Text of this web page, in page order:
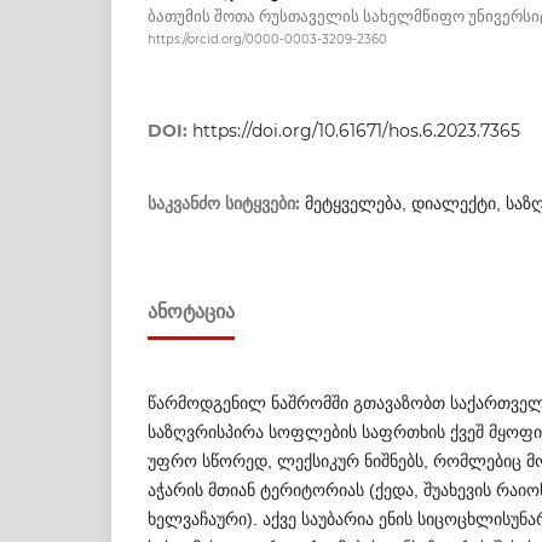
ბათუმის შოთა რუსთაველის სახელმწიფო
https://orcid.org/0000-0003-3209-2360
DOI: https://doi.org/10.61671/hos.6.2023.7365
საკვანძო სიტყვები: მეტყველება, დიალექტი,
ᲐᲜᲝᲢᲐᲪᲘᲐ
წარმოდგენილ ნაშრომში გთავაზობთ
საზღვრისპირა სოფლების საფრთხის ქვეშ
უფრო სწორედ, ლექსიკურ ნიშნებს, რომლებიც
აჭარის მთიან ტერიტორიას (ქედა, შუახევის
ხელვაჩაური). აქვე საუბარია ენის